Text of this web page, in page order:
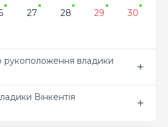
27 28 29
30
рукоположення владики
Вінкентія